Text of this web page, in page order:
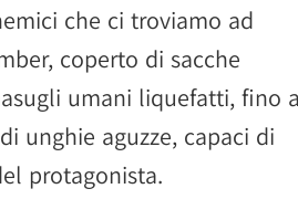
che ci troviamo ad
coperto di sacche
umani liquefatti, fino
unghie aguzze, capaci di
protagonista.